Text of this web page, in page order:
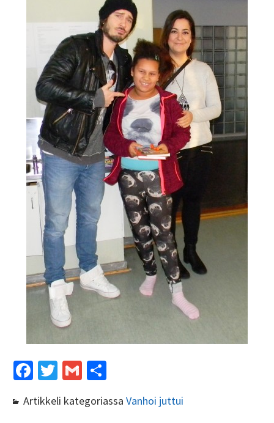
Kundi ja Friidu 2015
Kundi ja Friidu 2016
Kundi ja Friidu 2017
Kundi ja Friidu 2018
Stadin Slangi tv
Lafka
Yhteystiedot
Fa
ce
b
T
wi
tt
G
ai
S
ar
Artikkeli kategoriassa Vanhoi juttui